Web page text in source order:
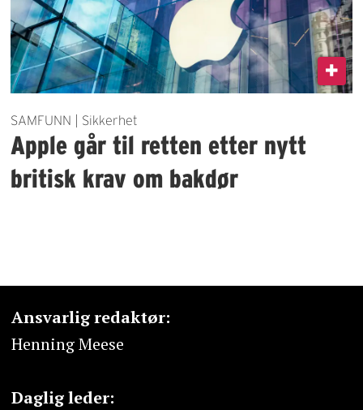
SAMFUNN | Sikkerhet
Apple går til retten etter nytt
britisk krav om bakdør
Ansvarlig redaktør:
Henning Meese
Daglig leder: